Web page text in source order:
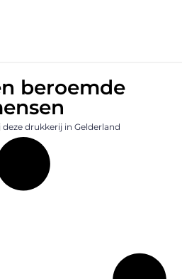
beroemde
drukkerij in Gelderland